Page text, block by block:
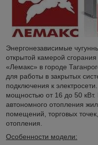
Энергонезависимые
открытой камерой
«Лемакс» в городе
для работы в закрытых
подключения к
мощностью от 16 до 50
автономного отопления
помещений, торговых
отопления.
Особенности модели: